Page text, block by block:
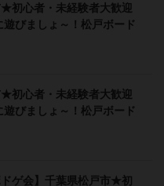
初心者・未経験者大歓迎
びましょ～！松戸ボード
初心者・未経験者大歓迎
びましょ～！松戸ボード
ゲ会】千葉県松戸市★初